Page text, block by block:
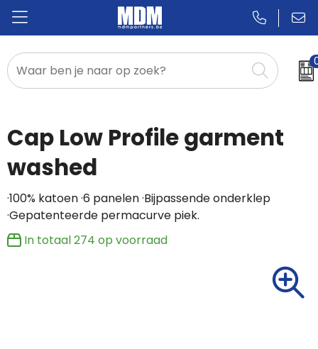
Relatiegeschenken
Promotietextiel
Sportkleding
Cap Low Profile garment
washed
·100% katoen ·6 panelen ·Bijpassende onderklep
·Gepatenteerde permacurve piek.
In totaal274 op voorraad